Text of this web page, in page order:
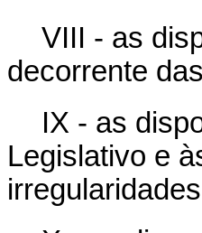
VIII - as
decorrente
IX - as
Legislativo e